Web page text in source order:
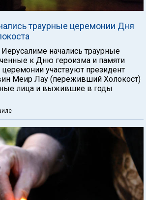
траурные церемонии Дня
начались траурные
к Дню героизма и памяти
участвуют президент
Меир Лау (переживший Холокост)
лица и выжившие в годы